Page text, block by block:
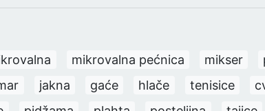
mikrovalna pećnica mikser
jakna gaće hlače tenisice